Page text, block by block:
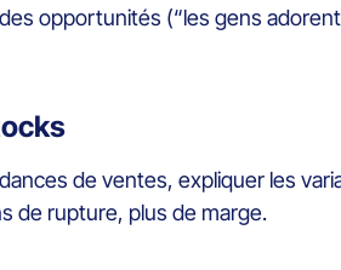
opportunités (“les gens
de ventes, expliquer les
de rupture, plus de marge.